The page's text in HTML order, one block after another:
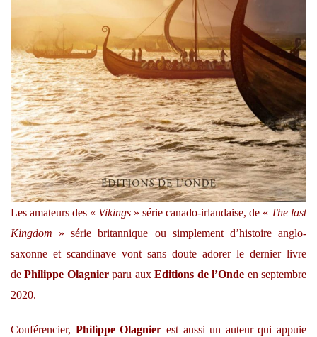
Les amateurs des « Vikings » série canado-irlandaise, de « The last
Kingdom » série britannique ou simplement d’histoire anglo-
saxonne et scandinave vont sans doute adorer le dernier livre
dePhilippe Olagnierparu auxEditions de l’Onde en septembre
2020.
Conférencier, Philippe Olagnier est aussi un auteur qui appuie